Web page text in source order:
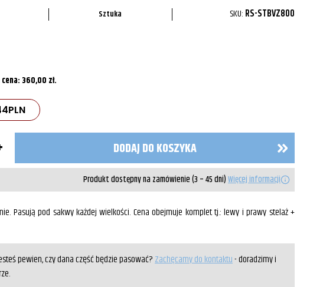
Sztuka SKU: RS-STBVZ800
360,00 zł.
PLN
DODAJ DO KOSZYKA
Produkt dostępny na zamówienie (3 – 45 dni)Więcej informacji
Pasują pod sakwy każdej wielkości. Cena obejmuje komplet tj.: lewy i prawy stelaż +
pewien, czy dana część będzie pasować?Zachęcamy do kontaktu- doradzimy i